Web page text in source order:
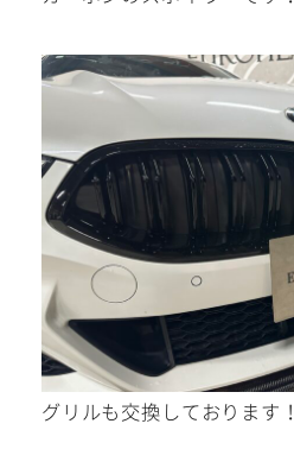
グリルも交換しております！